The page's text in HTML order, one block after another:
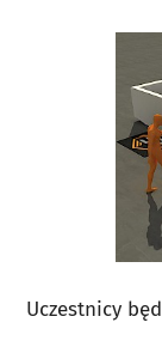
Uczestnicy